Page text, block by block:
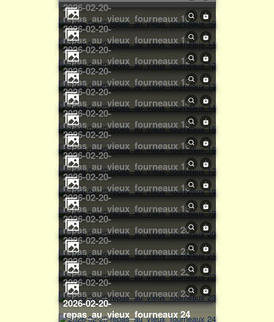
2026-02-20-
repas_au_vieux_fourneaux 10
2026-02-20-
repas_au_vieux_fourneaux 11
2026-02-20-
repas_au_vieux_fourneaux 12
2026-02-20-
repas_au_vieux_fourneaux 13
2026-02-20-
repas_au_vieux_fourneaux 14
2026-02-20-
repas_au_vieux_fourneaux 15
2026-02-20-
repas_au_vieux_fourneaux 16
2026-02-20-
repas_au_vieux_fourneaux 17
2026-02-20-
repas_au_vieux_fourneaux 18
2026-02-20-
repas_au_vieux_fourneaux 19
2026-02-20-
repas_au_vieux_fourneaux 20
2026-02-20-
repas_au_vieux_fourneaux 21
2026-02-20-
repas_au_vieux_fourneaux 22
2026-02-20-
repas_au_vieux_fourneaux 23
2026-02-20-
repas_au_vieux_fourneaux 24